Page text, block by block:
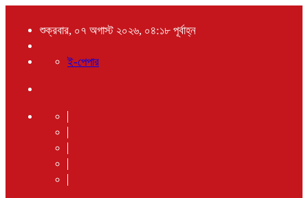
শুক্রবার, ০৭ অগাস্ট ২০২৬, ০৪:১৮ পূর্বাহ্ন
ই-পেপার